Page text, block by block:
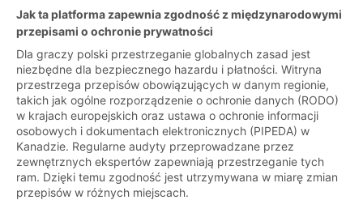
Jak ta platforma zapewnia zgodność z międzynarodowymi
przepisami o ochronie prywatności
Dla graczy polski przestrzeganie globalnych zasad jest
niezbędne dla bezpiecznego hazardu i płatności. Witryna
przestrzega przepisów obowiązujących w danym regionie,
takich jak ogólne rozporządzenie o ochronie danych (RODO)
w krajach europejskich oraz ustawa o ochronie informacji
osobowych i dokumentach elektronicznych (PIPEDA) w
Kanadzie. Regularne audyty przeprowadzane przez
zewnętrznych ekspertów zapewniają przestrzeganie tych
ram. Dzięki temu zgodność jest utrzymywana w miarę zmian
przepisów w różnych miejscach.